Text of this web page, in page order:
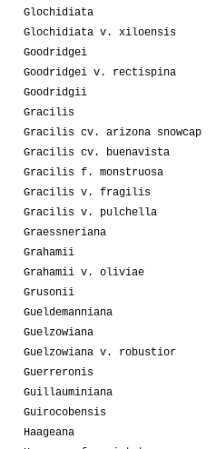
Glochidiata
Glochidiata v. xiloensis
Goodridgei
Goodridgei v. rectispina
Goodridgii
Gracilis
Gracilis cv. arizona snowcap
Gracilis cv. buenavista
Gracilis f. monstruosa
Gracilis v. fragilis
Gracilis v. pulchella
Graessneriana
Grahamii
Grahamii v. oliviae
Grusonii
Gueldemanniana
Guelzowiana
Guelzowiana v. robustior
Guerreronis
Guillauminiana
Guirocobensis
Haageana